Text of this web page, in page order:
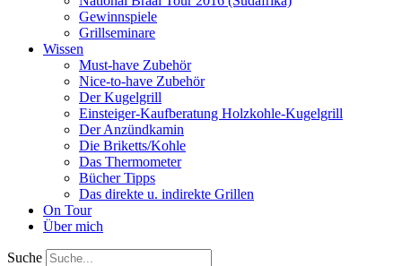
Gewinnspiele
Grillseminare
Wissen
Must-have Zubehör
Nice-to-have Zubehör
Der Kugelgrill
Einsteiger-Kaufberatung Holzkohle-Kugelgrill
Der Anzündkamin
Die Briketts/Kohle
Das Thermometer
Bücher Tipps
Das direkte u. indirekte Grillen
On Tour
Über mich
Suche